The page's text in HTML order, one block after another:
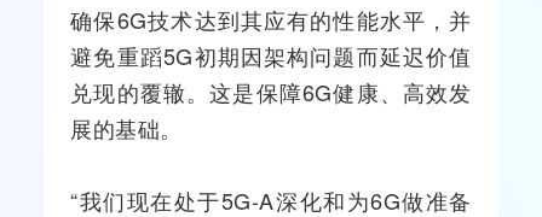
确保6G技术达到其应有的性能水平，并
避免重蹈5G初期因架构问题而延迟价值
兑现的覆辙。这是保障6G健康、高效发
展的基础。
“我们现在处于5G-A深化和为6G做准备